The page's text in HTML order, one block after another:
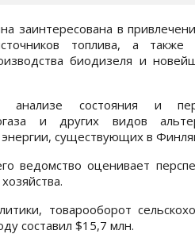
заинтересована в
топлива, а также
биодизеля и
анализе состояния и
и других видов
существующих в
ведомство оценивает
товарооборот
составил $15,7 млн.